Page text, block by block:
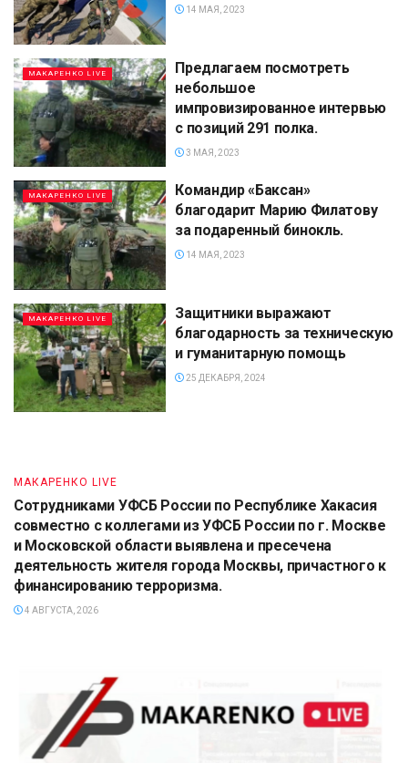
14 МАЯ, 2023
МАКАРЕНКО LIVE
Предлагаем посмотреть
небольшое
импровизированное интервью
с позиций 291 полка.
3 МАЯ, 2023
МАКАРЕНКО LIVE
Командир «Баксан»
благодарит Марию Филатову
за подаренный бинокль.
14 МАЯ, 2023
МАКАРЕНКО LIVE
Защитники выражают
благодарность за техническую
и гуманитарную помощь
25 ДЕКАБРЯ, 2024
МАКАРЕНКО LIVE
УФСБ России по Пермскому краю
и МО пресечена противоправная
деятельность иностранного гражданина,
причастного к пропаганде терроризма в
сети Интернет.
6 АВГУСТА, 2026
МАКАРЕНКО LIVE
Сотрудниками УФСБ России по Республике Хакасия
совместно с коллегами из УФСБ России по г. Москве
и Московской области выявлена и пресечена
деятельность жителя города Москвы, причастного к
финансированию терроризма.
4 АВГУСТА, 2026